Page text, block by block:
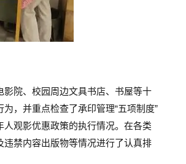
院、校园周边文具书店、书屋等十
，并重点检查了承印管理“五项制度”
观影优惠政策的执行情况。在各类
禁内容出版物等情况进行了认真排